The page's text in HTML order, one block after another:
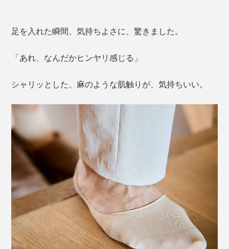
足を入れた瞬間、気持ちよさに、驚きました。
「あれ、なんだかヒンヤリ感じる」
シャリッとした、麻のような肌触りが、気持ちいい。